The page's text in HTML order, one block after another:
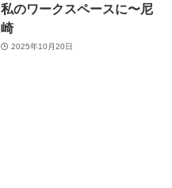
私のワークスペースに〜尼
崎
2025年10月20日